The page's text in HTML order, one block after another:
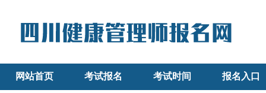
网站首页 考试报名 考试时间 报名入口